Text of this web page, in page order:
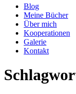
Blog
Meine Bücher
Über mich
Kooperationen
Galerie
Kontakt